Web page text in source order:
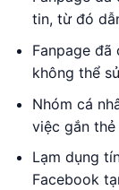
tin, từ đó
Fanpage đã
không thể
Nhóm cá
việc gắn thẻ
Lạm dụng
Facebook